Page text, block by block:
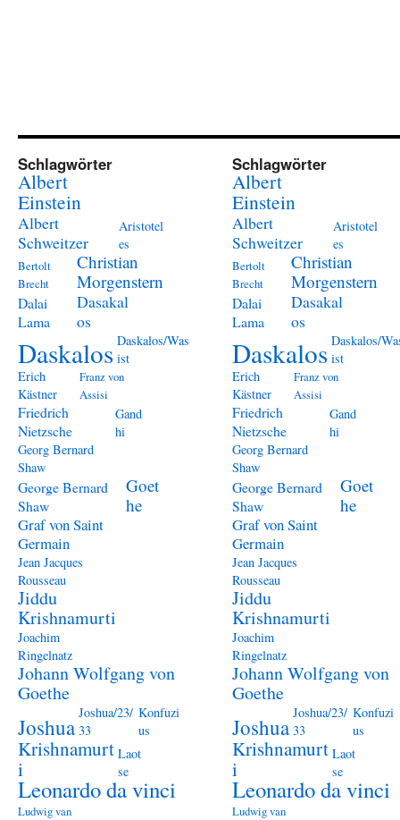
Schlagwörter
Albert
Einstein
Albert
Schweitzer
Aristotel
es
Bertolt
Brecht
Christian
Morgenstern
Dalai
Lama
Dasakal
os
Daskalos Daskalos/Was
ist
Erich
Kästner
Franz von
Assisi
Friedrich
Nietzsche
Gand
hi
Georg Bernard
Shaw
George Bernard
Shaw
Goet
he
Graf von Saint
Germain
Jean Jacques
Rousseau
Jiddu
Krishnamurti
Joachim
Ringelnatz
Johann Wolfgang von
Goethe
Joshua
Joshua/23/
33
Konfuzi
us
Krishnamurt
i
Laot
se
Leonardo da vinci
Ludwig van
Schlagwörter
Albert
Einstein
Albert
Schweitzer
Aristotel
es
Bertolt
Brecht
Christian
Morgenstern
Dalai
Lama
Dasakal
os
Daskalos Daskalos/
ist
Erich
Kästner
Franz von
Assisi
Friedrich
Nietzsche
Gand
hi
Georg Bernard
Shaw
George Bernard
Shaw
Goet
he
Graf von Saint
Germain
Jean Jacques
Rousseau
Jiddu
Krishnamurti
Joachim
Ringelnatz
Johann Wolfgang von
Goethe
Joshua
Joshua/23/
33
Konfuzi
us
Krishnamurt
i
Laot
se
Leonardo da vinci
Ludwig van